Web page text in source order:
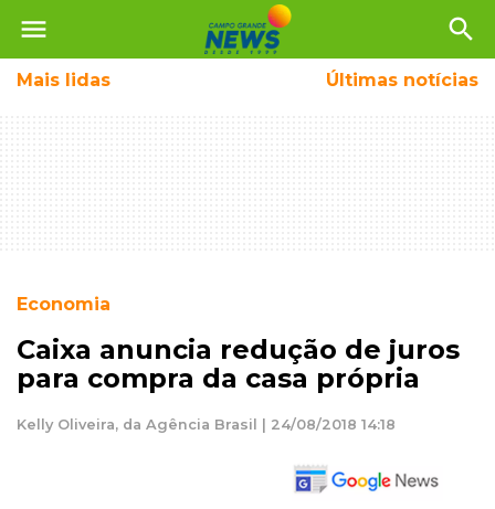
menu search
Mais lidas Últimas notícias
Economia
Caixa anuncia redução de juros
para compra da casa própria
Kelly Oliveira, da Agência Brasil | 24/08/2018 14:18